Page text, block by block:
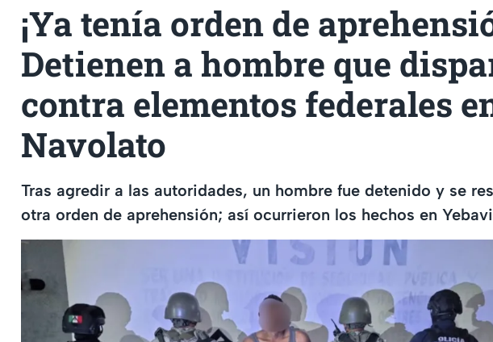
¡Ya tenía orden de
Detienen a hombre que
contra elementos federales
Navolato
Tras agredir a las autoridades, un hombre fue detenido y se
otra orden de aprehensión; así ocurrieron los hechos en